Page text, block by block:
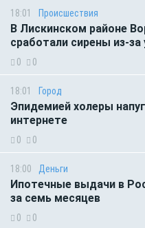
18:01 Происшествия
В Лискинском районе
сработали сирены из-
0 0
18:01 Город
Эпидемией холеры
интернете
0 0
18:00 Деньги
Ипотечные выдачи в
за семь месяцев
0 0